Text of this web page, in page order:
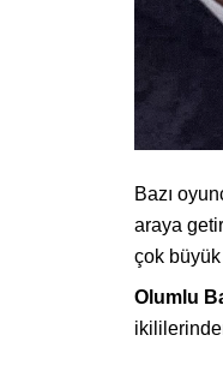
Bazı
araya
çok
Olumlu